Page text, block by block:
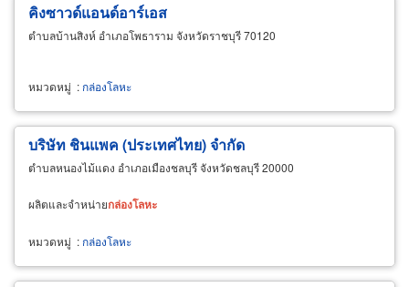
คิงซาวด์แอนด์อาร์เอส
ตำบลบ้านสิงห์ อำเภอโพธาราม จังหวัดราชบุรี 70120
หมวดหมู่ : กล่องโลหะ
บริษัท ชินแพค (ประเทศไทย) จำกัด
ตำบลหนองไม้แดง อำเภอเมืองชลบุรี จังหวัดชลบุรี 20000
ผลิตและจำหน่ายกล่องโลหะ
หมวดหมู่ : กล่องโลหะ